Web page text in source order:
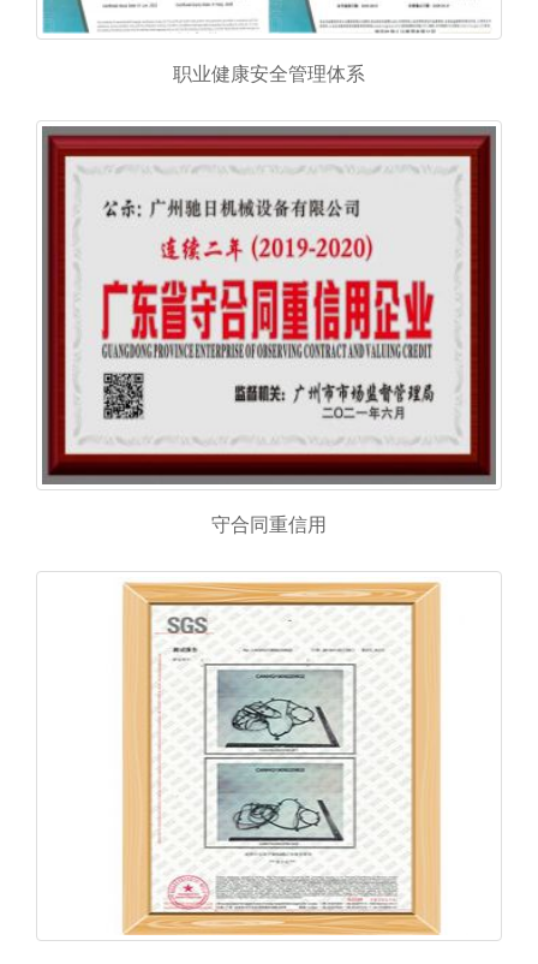
职业健康安全管理体系
守合同重信用